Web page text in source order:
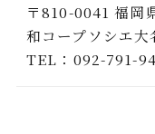
〒810-0041 福岡
和コープソシエ大
TEL：092-791-